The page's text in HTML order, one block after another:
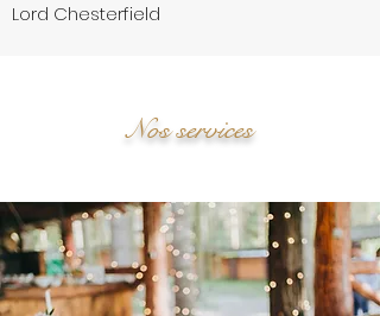
Lord Chesterfield
Nos services